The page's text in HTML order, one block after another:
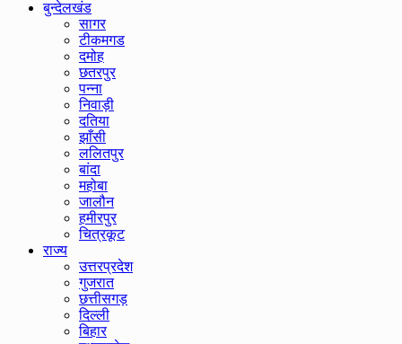
बुन्देलखंड
सागर
टीकमगड
दमोह
छतरपुर
पन्ना
निवाड़ी
दतिया
झाँसी
ललितपुर
बांदा
महोबा
जालौन
हमीरपुर
चित्रकूट
राज्य
उत्तरप्रदेश
गुजरात
छत्तीसगड़
दिल्ली
बिहार